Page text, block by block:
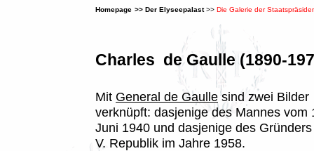
Homepage >> Der Elyseepalast>> Die Galerie der
Charles de Gaulle (1890-
Mit General de Gaullesind zwei Bilder
verknüpft: dasjenige des Mannes vom
Juni 1940 und dasjenige des
V. Republik im Jahre 1958.